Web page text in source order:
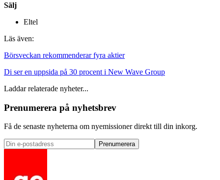
Sälj
Eltel
Läs även:
Börsveckan rekommenderar fyra aktier
Di ser en uppsida på 30 procent i New Wave Group
Laddar relaterade nyheter...
Prenumerera på nyhetsbrev
Få de senaste nyheterna om nyemissioner direkt till din inkorg.
Prenumerera